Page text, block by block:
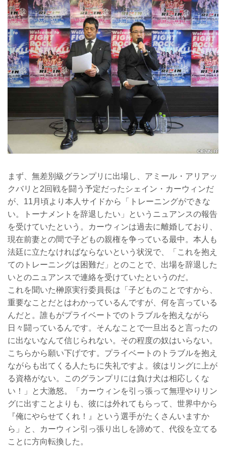
まず、無差別級グランプリに出場し、アミール・アリアッ
クバリと2回戦を闘う予定だったシェイン・カーウィンだ
が、11月頃より本人サイドから「トレーニングができな
い。トーナメントを辞退したい」というニュアンスの報告
を受けていたという。カーウィンは過去に離婚しており、
現在前妻との間で子どもの親権を争っている最中。本人も
法廷に立たなければならないという状況で、「これを抱え
てのトレーニングは困難だ」とのことで、出場を辞退した
いとのニュアンスで連絡を受けていたというのだ。
これを聞いた榊原実行委員長は「子どものことですから、
重要なことだとはわかっているんですが、何を言っている
んだと。誰もがプライベートでのトラブルを抱えながら
日々闘っているんです。そんなことで一旦出ると言ったの
に出ないなんて信じられない。その程度の奴はいらない。
こちらから願い下げです。プライベートのトラブルを抱え
ながらも出てくる人たちに失礼ですよ。彼はリングに上が
る資格がない。このグランプリには負け犬は相応しくな
い！」と大激怒。「カーウィンを引っ張って無理やりリン
グに出すことよりも、彼には外れてもらって、世界中から
『俺にやらせてくれ！』という選手がたくさんいますか
ら」と、カーウィン引っ張り出しを諦めて、代役を立てる
ことに方向転換した。